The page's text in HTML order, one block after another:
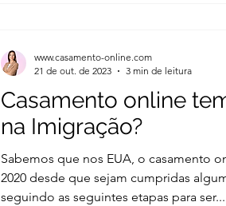
Casamento online
na Imigração?
Sabemos que nos EUA, o casamento
2020 desde que sejam cumpridas
seguindo as seguintes etapas para ser...
www.casamento-online.com
21 de out. de 2023
3 min de leitura